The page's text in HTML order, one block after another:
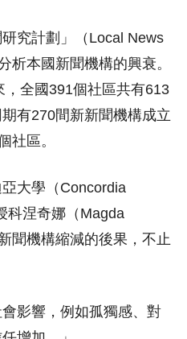
究計劃」（Local News
析本國新聞機構的興衰。
全國391個社區共有613
有270間新新聞機構成立
社區。
大學（Concordia
科涅奇娜（Magda
聞機構縮減的後果，不止
影響，例如孤獨感、對